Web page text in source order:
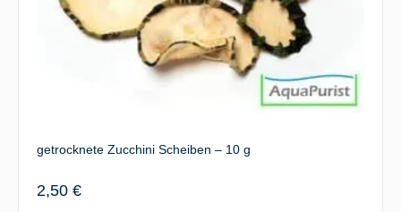
getrocknete Zucchini Scheiben – 10 g
2,50 €